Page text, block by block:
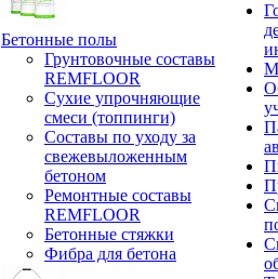
Бетонные полы
Грунтовочные составы
REMFLOOR
Сухие упрочняющие
смеси (топпинги)
Составы по уходу за
свежевыложенным
бетоном
Ремонтные составы
REMFLOOR
Бетонные стяжки
Фибра для бетона